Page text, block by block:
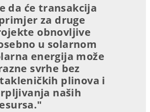
da će transakcija
za druge
obnovljive
u solarnom
energija može
svrhe bez
plinova i
naših